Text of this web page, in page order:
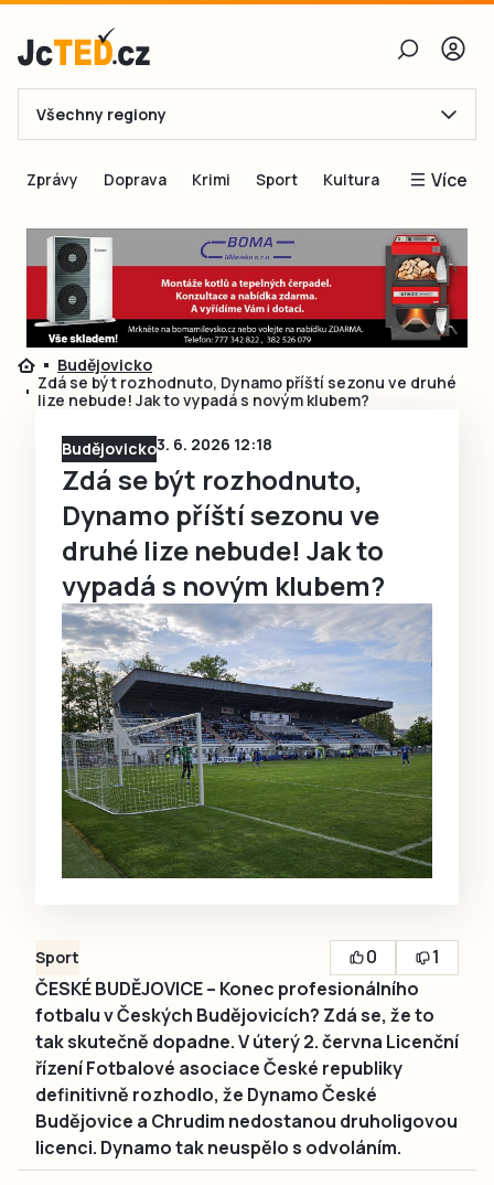
E-mail
Obnovit heslo
Přihlásit se
Přihlásit se přes Facebook
Ještě nemám účet, chci se
Všechny regiony
Zprávy Doprava Krimi Sport Kultura Více
Blogy
Inspirace
Čtenáři píší
Speciální přílohy
Budějovicko
Zdá se být rozhodnuto, Dynamo příští sezonu ve druhé
lize nebude! Jak to vypadá s novým klubem?
Budějovicko3. 6. 2026 12:18
Zdá se být rozhodnuto,
Dynamo příští sezonu ve
druhé lize nebude! Jak to
vypadá s novým klubem?
Sport 0
1
ČESKÉ BUDĚJOVICE – Konec profesionálního
fotbalu v Českých Budějovicích? Zdá se, že to
tak skutečně dopadne. V úterý 2. června Licenční
řízení Fotbalové asociace České republiky
definitivně rozhodlo, že Dynamo České
Budějovice a Chrudim nedostanou druholigovou
licenci. Dynamo tak neuspělo s odvoláním.